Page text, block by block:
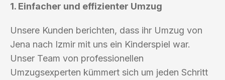
1. Einfacher und effizienter Umzug
Unsere Kunden berichten, dass ihr Umzug von
Jena nach Izmir mit uns ein Kinderspiel war.
Unser Team von professionellen
Umzugsexperten kümmert sich um jeden Schritt